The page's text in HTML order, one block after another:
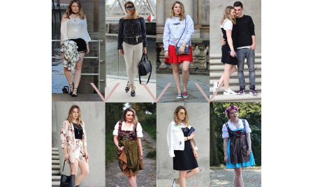
JETZT WIRD ES GRÜN: DER
CBD TREND